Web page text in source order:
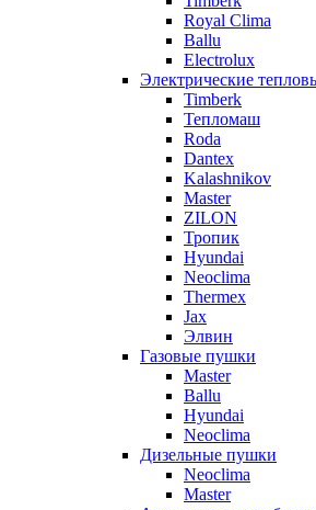
Royal Clima
Ballu
Electrolux
Электрические
Timberk
Тепломаш
Roda
Dantex
Kalashnikov
Master
ZILON
Тропик
Hyundai
Neoclima
Thermex
Jax
Элвин
Газовые пушки
Master
Ballu
Hyundai
Neoclima
Дизельные пушки
Neoclima
Master